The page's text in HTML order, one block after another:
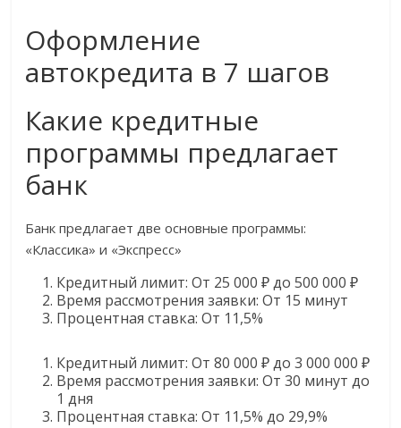
Оформление
автокредита в 7 шагов
Какие кредитные
программы предлагает
банк
Банк предлагает две основные программы:
«Классика» и «Экспресс»
Кредитный лимит: От 25 000 ₽ до 500 000 ₽
Время рассмотрения заявки: От 15 минут
Процентная ставка: От 11,5%
Кредитный лимит: От 80 000 ₽ до 3 000 000 ₽
Время рассмотрения заявки: От 30 минут до
1 дня
Процентная ставка: От 11,5% до 29,9%